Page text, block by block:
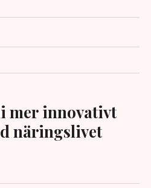
mer innovativt
näringslivet